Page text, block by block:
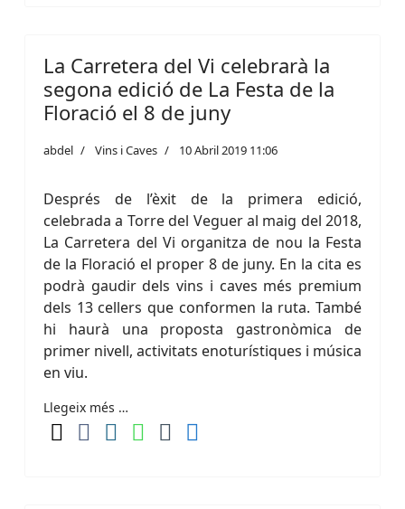
La Carretera del Vi celebrarà la
segona edició de La Festa de la
Floració el 8 de juny
abdel Vins i Caves 10 Abril 2019 11:06
Després de l’èxit de la primera edició,
celebrada a Torre del Veguer al maig del 2018,
La Carretera del Vi organitza de nou la Festa
de la Floració el proper 8 de juny. En la cita es
podrà gaudir dels vins i caves més premium
dels 13 cellers que conformen la ruta. També
hi haurà una proposta gastronòmica de
primer nivell, activitats enoturístiques i música
en viu.
Llegeix més …